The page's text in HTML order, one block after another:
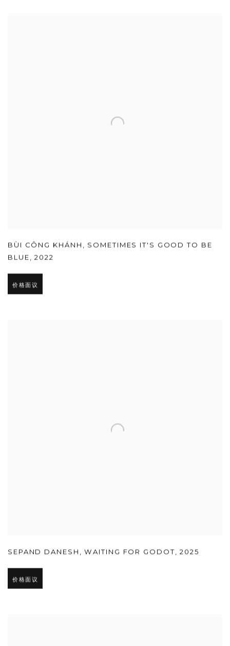
BÙI CÔNG KHÁNH , SOMETIMES IT'S GOOD TO BE
BLUE,2022
价格面议
SEPAND DANESH ,WAITING FOR GODOT,2025
价格面议